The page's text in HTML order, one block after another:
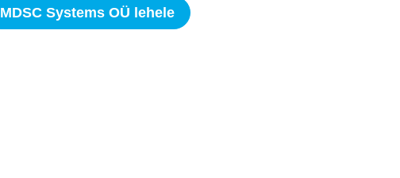
MDSC Systems OÜ lehele